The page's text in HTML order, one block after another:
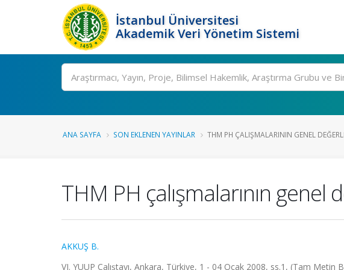
İstanbul Üniversitesi
Akademik Veri Yönetim Sistemi
Ara
ANA SAYFA SON EKLENEN YAYINLAR THM PH ÇALIŞMALARININ GENEL
THM PH çalışmalarının
AKKUŞ B.
VI. YUUP Çalıştayı, Ankara, Türkiye, 1 - 04 Ocak 2008, ss.1, (Tam Metin